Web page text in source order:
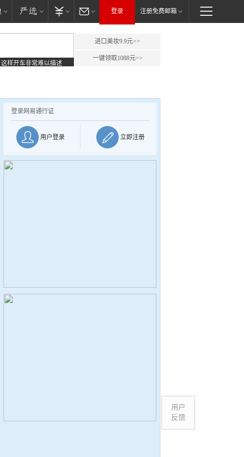
登录 注册免费邮箱
这样开车非常难以描述
进口美妆9.9元>>
一键领取1088元>>
登录网易通行证
用户登录 立即注册
用户
反馈